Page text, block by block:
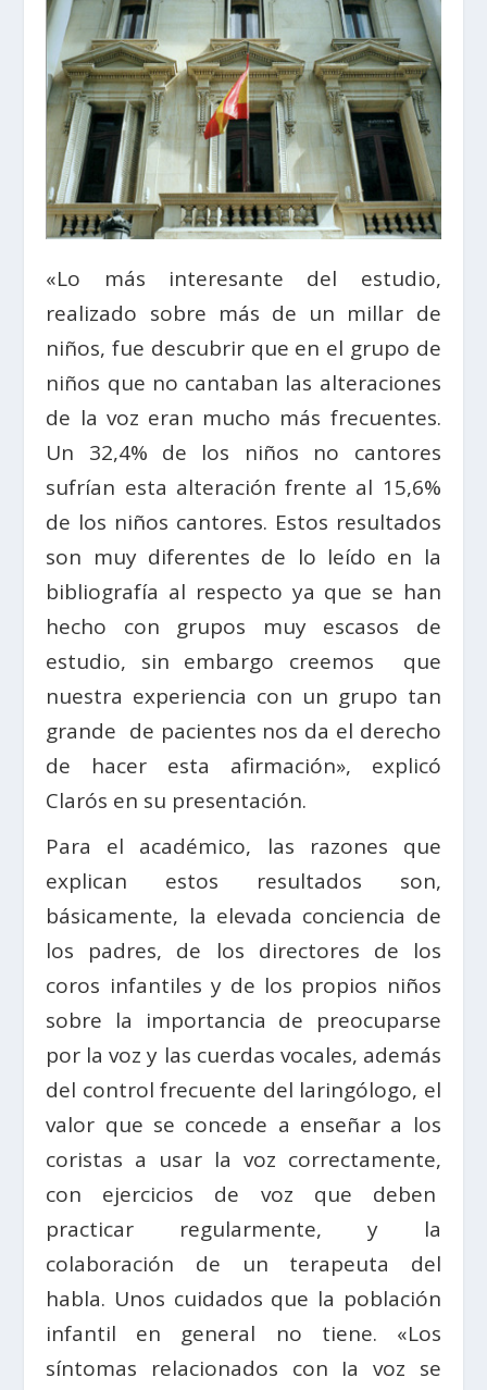
«Lo más interesante del estudio,
realizado sobre más de un millar de
niños, fue descubrir que en el grupo de
niños que no cantaban las alteraciones
de la voz eran mucho más frecuentes.
Un 32,4% de los niños no cantores
sufrían esta alteración frente al 15,6%
de los niños cantores. Estos resultados
son muy diferentes de lo leído en la
bibliografía al respecto ya que se han
hecho con grupos muy escasos de
estudio, sin embargo creemos que
nuestra experiencia con un grupo tan
grande de pacientes nos da el derecho
de hacer esta afirmación», explicó
Clarós en su presentación.
Para el académico, las razones que
explican estos resultados son,
básicamente, la elevada conciencia de
los padres, de los directores de los
coros infantiles y de los propios niños
sobre la importancia de preocuparse
por la voz y las cuerdas vocales, además
del control frecuente del laringólogo, el
valor que se concede a enseñar a los
coristas a usar la voz correctamente,
con ejercicios de voz que deben
practicar regularmente, y la
colaboración de un terapeuta del
habla. Unos cuidados que la población
infantil en general no tiene. «Los
síntomas relacionados con Ia voz se